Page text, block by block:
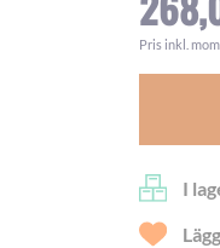
Pris inkl.
I